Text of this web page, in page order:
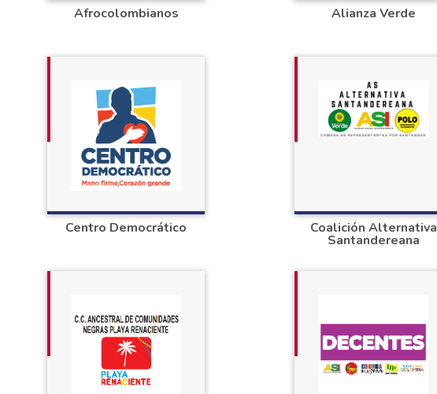
Afrocolombianos Alianza Verde
Centro Democrático Coalición Alternativa
Santandereana